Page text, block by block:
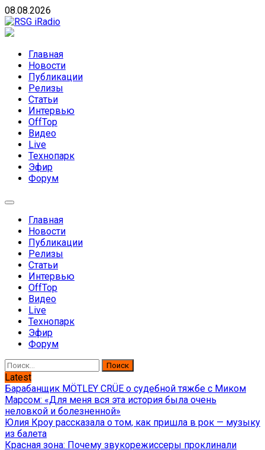
Skip
to
content
08.08.2026
направлений без возрастных ограничений
Главная
Новости
Публикации
Релизы
Статьи
Интервью
OffTop
Видео
Live
Технопарк
Эфир
Форум
Главная
Новости
Публикации
Релизы
Статьи
Интервью
OffTop
Видео
Live
Технопарк
Эфир
Форум
Найти:
Latest
Барабанщик MÖTLEY CRÜE о судебной тяжбе с Миком
Марсом: «Для меня вся эта история была очень
неловкой и болезненной»
Юлия Кроу рассказала о том, как пришла в рок — музыку
из балета
Красная зона: Почему звукорежиссеры проклинали